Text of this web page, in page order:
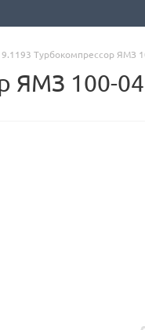
9.1193 Турбокомпрессор ЯМЗ
ЯМЗ 100-04